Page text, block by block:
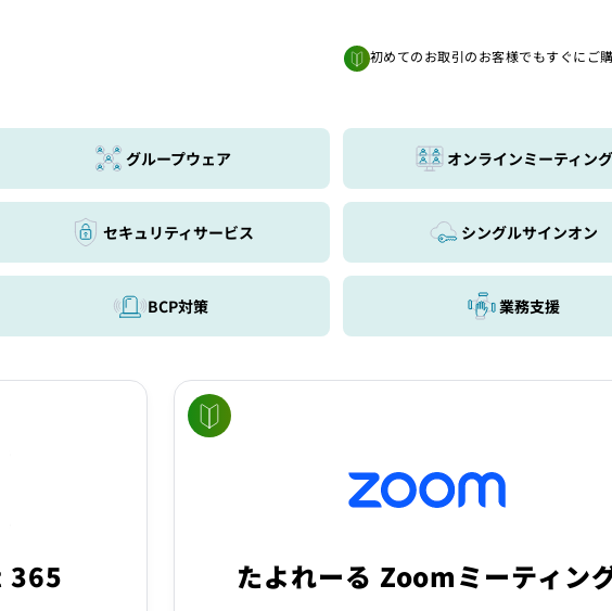
初めてのお取引のお客様でもすぐにご
グループウェア オンラインミーティング
セキュリティサービス シングルサインオン
BCP対策 業務支援
365 たよれーる Zoomミーティン